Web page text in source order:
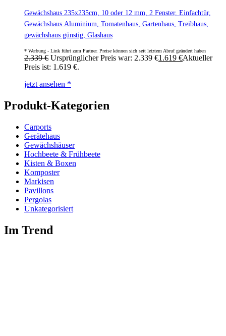
Gewächshaus 235x235cm, 10 oder 12 mm, 2 Fenster, Einfachtür,
Gewächshaus Aluminium, Tomatenhaus, Gartenhaus, Treibhaus,
gewächshaus günstig, Glashaus
2.339€ Ursprünglicher Preis war: 2.339 €1.619 €Aktueller
Preis ist: 1.619 €.
jetzt ansehen *
Produkt-Kategorien
Carports
Gerätehaus
Gewächshäuser
Hochbeete & Frühbeete
Kisten & Boxen
Komposter
Markisen
Pavillons
Pergolas
Unkategorisiert
Im Trend